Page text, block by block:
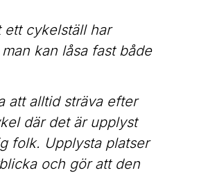
ett cykelställ har
kan låsa fast både
att alltid sträva efter
där det är upplyst
folk. Upplysta platser
och gör att den